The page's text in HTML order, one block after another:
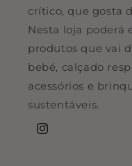
crítico, que gosta
Nesta loja poderá
produtos que vai
bebé, calçado
acessórios e
sustentáveis.
Instagram